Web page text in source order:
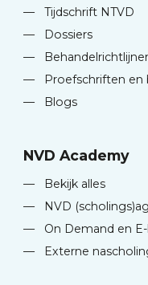
—
Tijdschrift NTVD
—
Dossiers
—
—
Proefschriften en
—
Blogs
NVD Academy
—
Bekijk alles
—
NVD
—
On Demand en
—
Externe